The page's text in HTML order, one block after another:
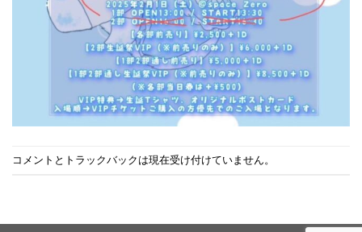
コメントとトラックバックは現在受け付けていません。